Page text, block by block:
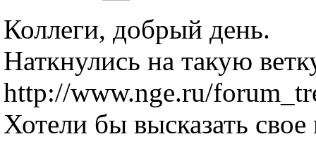
Коллеги, добрый день.
Наткнулись на такую
http://www.nge.ru/
Хотели бы высказать